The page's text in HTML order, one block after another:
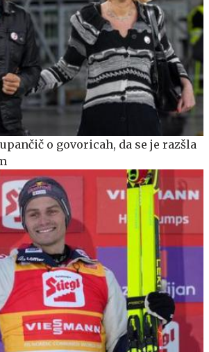
o govoricah, da se je razšla